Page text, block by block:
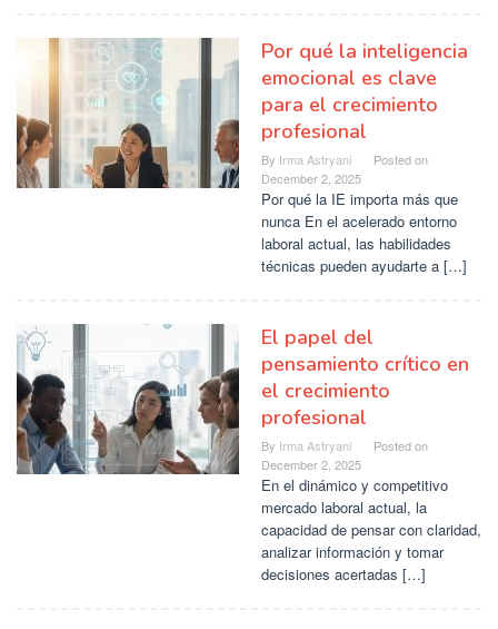
Por qué la inteligencia
emocional es clave
para el crecimiento
profesional
By Irma Astryani
Posted on
December 2, 2025
Por qué la IE importa más que
nunca En el acelerado entorno
laboral actual, las habilidades
técnicas pueden ayudarte a […]
El papel del
pensamiento crítico en
el crecimiento
profesional
By Irma Astryani
Posted on
December 2, 2025
En el dinámico y competitivo
mercado laboral actual, la
capacidad de pensar con claridad,
analizar información y tomar
decisiones acertadas […]